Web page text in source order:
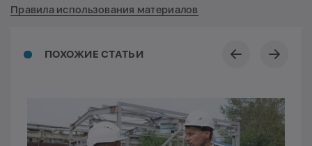
ПОХОЖИЕ СТАТЬИ
Правила использования материалов